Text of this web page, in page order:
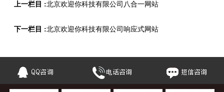
上一栏目 :北京欢迎你科技有限公司八合一网站
下一栏目 :北京欢迎你科技有限公司响应式网站